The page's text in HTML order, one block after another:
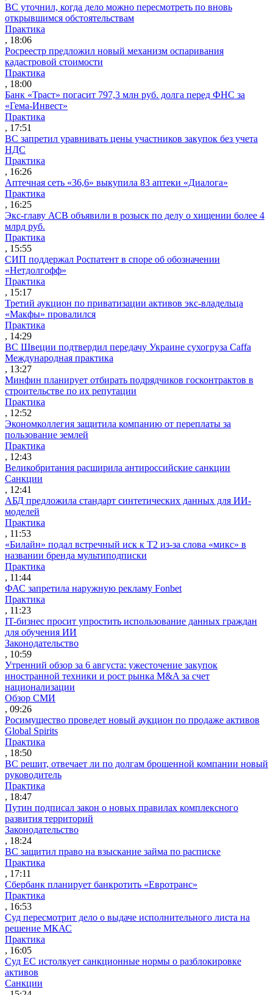
ВС уточнил, когда дело можно пересмотреть по вновь
открывшимся обстоятельствам
Практика
, 18:06
Росреестр предложил новый механизм оспаривания
кадастровой стоимости
Практика
, 18:00
Банк «Траст» погасит 797,3 млн руб. долга перед ФНС за
«Гема-Инвест»
Практика
, 17:51
ВС запретил уравнивать цены участников закупок без учета
НДС
Практика
, 16:26
Аптечная сеть «36,6» выкупила 83 аптеки «Диалога»
Практика
, 16:25
Экс-главу АСВ объявили в розыск по делу о хищении более 4
млрд руб.
Практика
, 15:55
СИП поддержал Роспатент в споре об обозначении
«Нетдолгофф»
Практика
, 15:17
Третий аукцион по приватизации активов экс-владельца
«Макфы» провалился
Практика
, 14:29
ВС Швеции подтвердил передачу Украине сухогруза Caffa
Международная практика
, 13:27
Минфин планирует отбирать подрядчиков госконтрактов в
строительстве по их репутации
Практика
, 12:52
Экономколлегия защитила компанию от переплаты за
пользование землей
Практика
, 12:43
Великобритания расширила антироссийские санкции
Санкции
, 12:41
АБД предложила стандарт синтетических данных для ИИ-
моделей
Практика
, 11:53
«Билайн» подал встречный иск к Т2 из-за слова «микс» в
названии бренда мультиподписки
Практика
, 11:44
ФАС запретила наружную рекламу Fonbet
Практика
, 11:23
IT-бизнес просит упростить использование данных граждан
для обучения ИИ
Законодательство
, 10:59
Утренний обзор за 6 августа: ужесточение закупок
иностранной техники и рост рынка M&A за счет
национализации
Обзор СМИ
, 09:26
Росимущество проведет новый аукцион по продаже активов
Global Spirits
Практика
, 18:50
ВС решит, отвечает ли по долгам брошенной компании новый
руководитель
Практика
, 18:47
Путин подписал закон о новых правилах комплексного
развития территорий
Законодательство
, 18:24
ВС защитил право на взыскание займа по расписке
Практика
, 17:11
Сбербанк планирует банкротить «Евротранс»
Практика
, 16:53
Суд пересмотрит дело о выдаче исполнительного листа на
решение МКАС
Практика
, 16:05
Суд ЕС истолкует санкционные нормы о разблокировке
активов
Санкции